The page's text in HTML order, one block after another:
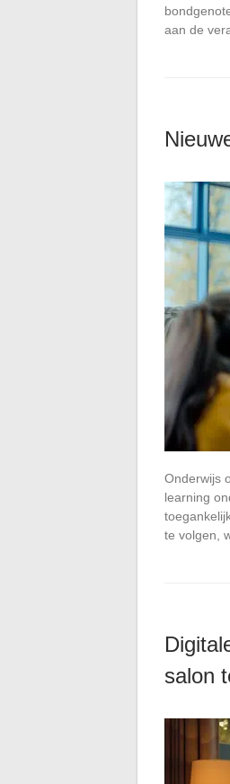
aan de
Onderwijs
learning
te volgen,
salon